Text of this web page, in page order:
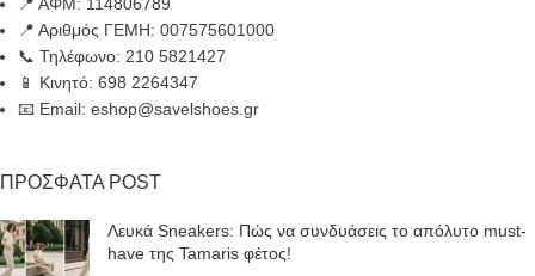
📍 Αριθμός ΓΕΜΗ: 007575601000
📞 Τηλέφωνο: 210 5821427
📱 Κινητό: 698 2264347
📧 Email: eshop@savelshoes.gr
ΠΡΟΣΦΑΤΑ POST
Λευκά Sneakers: Πώς να συνδυάσεις το απόλυτο must-
have της Tamaris φέτος!